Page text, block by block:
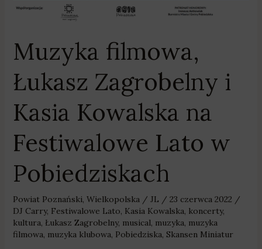
Muzyka filmowa,
Łukasz Zagrobelny i
Kasia Kowalska na
Festiwalowe Lato w
Pobiedziskach
Powiat Poznański, Wielkopolska/ JL / 23 czerwca 2022 /
DJ Carry, Festiwalowe Lato, Kasia Kowalska, koncerty,
kultura, Łukasz Zagrobelny, musical, muzyka, muzyka
filmowa, muzyka klubowa, Pobiedziska, Skansen Miniatur